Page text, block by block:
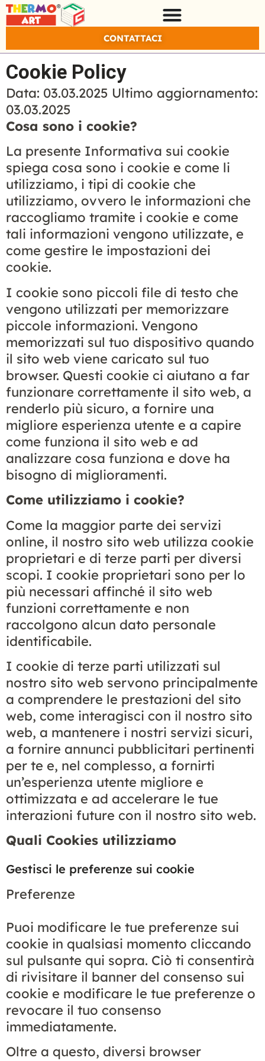
CONTATTACI
Cookie Policy
Data: 03.03.2025 Ultimo aggiornamento:
03.03.2025
Cosa sono i cookie?
La presente Informativa sui cookie
spiega cosa sono i cookie e come li
utilizziamo, i tipi di cookie che
utilizziamo, ovvero le informazioni che
raccogliamo tramite i cookie e come
tali informazioni vengono utilizzate, e
come gestire le impostazioni dei
cookie.
I cookie sono piccoli file di testo che
vengono utilizzati per memorizzare
piccole informazioni. Vengono
memorizzati sul tuo dispositivo quando
il sito web viene caricato sul tuo
browser. Questi cookie ci aiutano a far
funzionare correttamente il sito web, a
renderlo più sicuro, a fornire una
migliore esperienza utente e a capire
come funziona il sito web e ad
analizzare cosa funziona e dove ha
bisogno di miglioramenti.
Come utilizziamo i cookie?
Come la maggior parte dei servizi
online, il nostro sito web utilizza cookie
proprietari e di terze parti per diversi
scopi. I cookie proprietari sono per lo
più necessari affinché il sito web
funzioni correttamente e non
raccolgono alcun dato personale
identificabile.
I cookie di terze parti utilizzati sul
nostro sito web servono principalmente
a comprendere le prestazioni del sito
web, come interagisci con il nostro sito
web, a mantenere i nostri servizi sicuri,
a fornire annunci pubblicitari pertinenti
per te e, nel complesso, a fornirti
un’esperienza utente migliore e
ottimizzata e ad accelerare le tue
interazioni future con il nostro sito web.
Quali Cookies utilizziamo
Gestisci le preferenze sui cookie
Preferenze
Puoi modificare le tue preferenze sui
cookie in qualsiasi momento cliccando
sul pulsante qui sopra. Ciò ti consentirà
di rivisitare il banner del consenso sui
cookie e modificare le tue preferenze o
revocare il tuo consenso
immediatamente.
Oltre a questo, diversi browser